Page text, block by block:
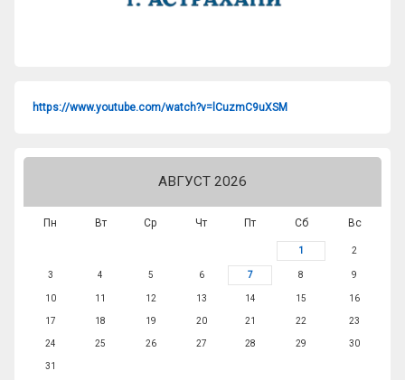
https://www.youtube.com/watch?v=lCuzmC9uXSM
АВГУСТ 2026
Пн Вт Ср Чт Пт Сб Вс
1 2
3 4 5 6 7 8 9
10 11 12 13 14 15 16
17 18 19 20 21 22 23
24 25 26 27 28 29 30
31